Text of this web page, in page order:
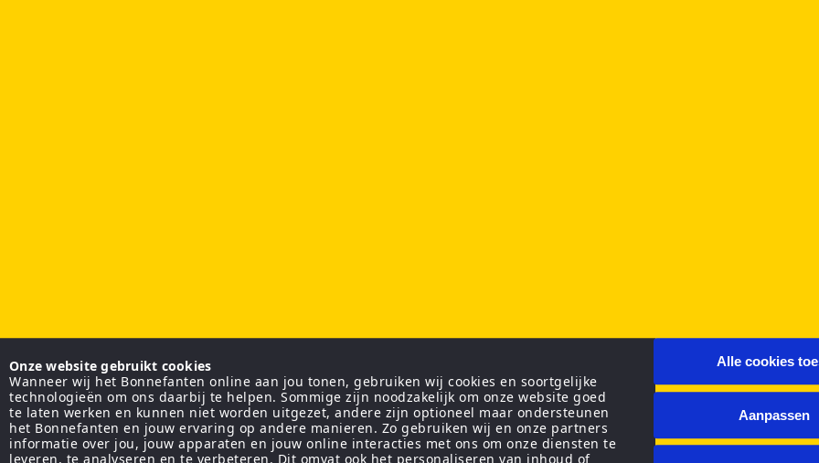
Onze website gebruikt cookies
Wanneer wij het Bonnefanten online aan jou tonen, gebruiken wij cookies en soortgelijke
technologieën om ons daarbij te helpen. Sommige zijn noodzakelijk om onze website goed
te laten werken en kunnen niet worden uitgezet, andere zijn optioneel maar ondersteunen
het Bonnefanten en jouw ervaring op andere manieren. Zo gebruiken wij en onze partners
informatie over jou, jouw apparaten en jouw online interacties met ons om onze diensten te
leveren, te analyseren en te verbeteren. Dit omvat ook het personaliseren van inhoud of
Alle cookies
Aanpassen